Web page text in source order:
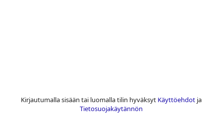
Kirjautumalla sisään tai luomalla tilin hyväksyt Käyttöehdotja
Tietosuojakäytännön